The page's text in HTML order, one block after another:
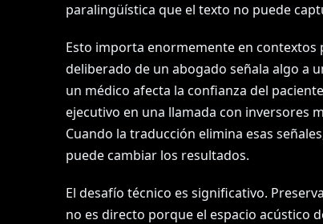
paralingüística que el texto no puede
Esto importa enormemente en contextos
deliberado de un abogado señala algo a
un médico afecta la confianza del
ejecutivo en una llamada con inversores
Cuando la traducción elimina esas
puede cambiar los resultados.
El desafío técnico es significativo.
no es directo porque el espacio acústico